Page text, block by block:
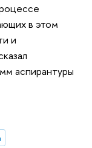
в этом
и
аспирантуры